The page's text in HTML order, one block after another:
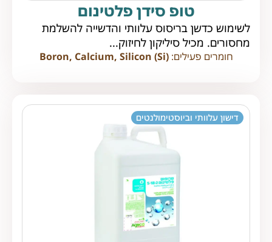
טופ סידן פלטינום
לשימוש כדשן בריסוס עלוותי והדשייה להשלמת
מחסורים. מכיל סיליקון לחיזוק...
חומרים פעילים:Boron, Calcium, Silicon (Si)
דישון עלוותי וביוסטימולנטים